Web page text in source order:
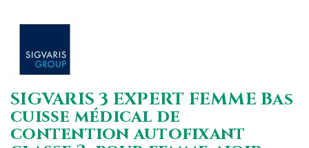
SIGVARIS 3 EXPERT FEMME Bas
cuisse médical de
contention autofixant